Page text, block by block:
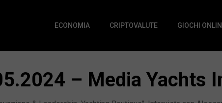
ECONOMIA CRIPTOVALUTE GIOCHI
– Media Yachts